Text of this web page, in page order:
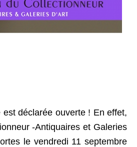
déclarée ouverte ! En effet,
-Antiquaires et Galeries
le vendredi 11 septembre